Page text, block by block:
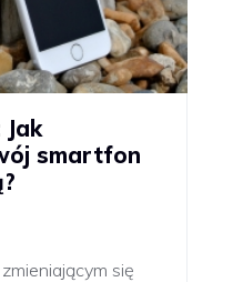
smartfon
się